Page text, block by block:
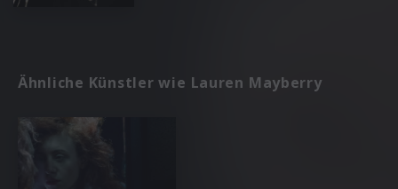
Ähnliche Künstler wie Lauren Mayberry